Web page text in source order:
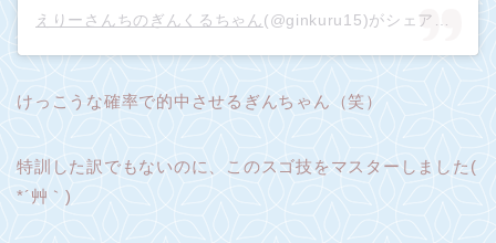
えりーさんちのぎんくるちゃん(@ginkuru15)がシェアした投稿 –
けっこうな確率で的中させるぎんちゃん（笑）
特訓した訳でもないのに、このスゴ技をマスターしました(
*´艸｀)